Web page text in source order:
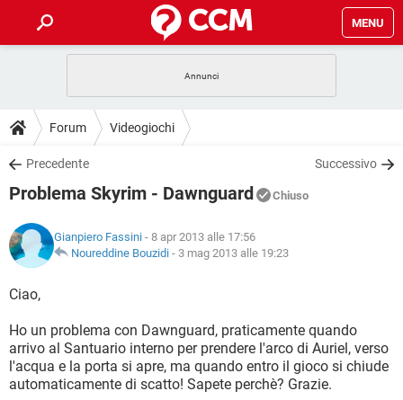
MENU
INTRATTENIMENTO
iOS
INSTAGRAM WHATSAPP
TIKTOK
HARDWARE
GUIDE
COVID-19
INSTAGRAM WHATSAPP
TIKTOK
HARDWARE
DOWNLOAD
COVID-19 GAMING
INTRATTENIMENTO
iOS WINDOWS 10
INSTAGRAM
HARDWARE
COVID-19 GAMING
INTRATTENIMENTO
iOS
INSTAGRAM WHATSAPP
TIKTOK FACEBOOK
HARDWARE
GLOSSARIO
COVID-19
iOS WINDOWS 10
INSTAGRAM WHATSAPP
Forum Videogiochi
Precedente Successivo
Problema Skyrim - Dawnguard Chiuso
Gianpiero Fassini - 8 apr 2013 alle 17:56
Noureddine Bouzidi - 3 mag 2013 alle 19:23
Ciao,
Ho un problema con Dawnguard, praticamente quando
arrivo al Santuario interno per prendere l'arco di Auriel, verso
l'acqua e la porta si apre, ma quando entro il gioco si chiude
automaticamente di scatto! Sapete perchè? Grazie.